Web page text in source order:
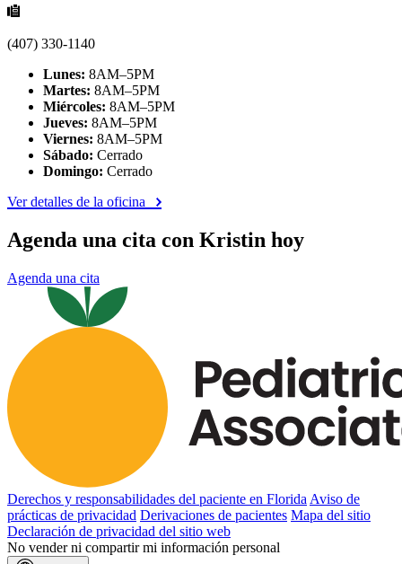
(407) 330-1140
Lunes: 8AM–5PM
Martes: 8AM–5PM
Miércoles: 8AM–5PM
Jueves: 8AM–5PM
Viernes: 8AM–5PM
Sábado: Cerrado
Domingo: Cerrado
Ver detalles de la oficina
Agenda una cita con Kristin hoy
Agenda una cita
Derechos y responsabilidades del paciente en Florida Aviso de
prácticas de privacidad Derivaciones de pacientes Mapa del sitio
Declaración de privacidad del sitio web
No vender ni compartir mi información personal